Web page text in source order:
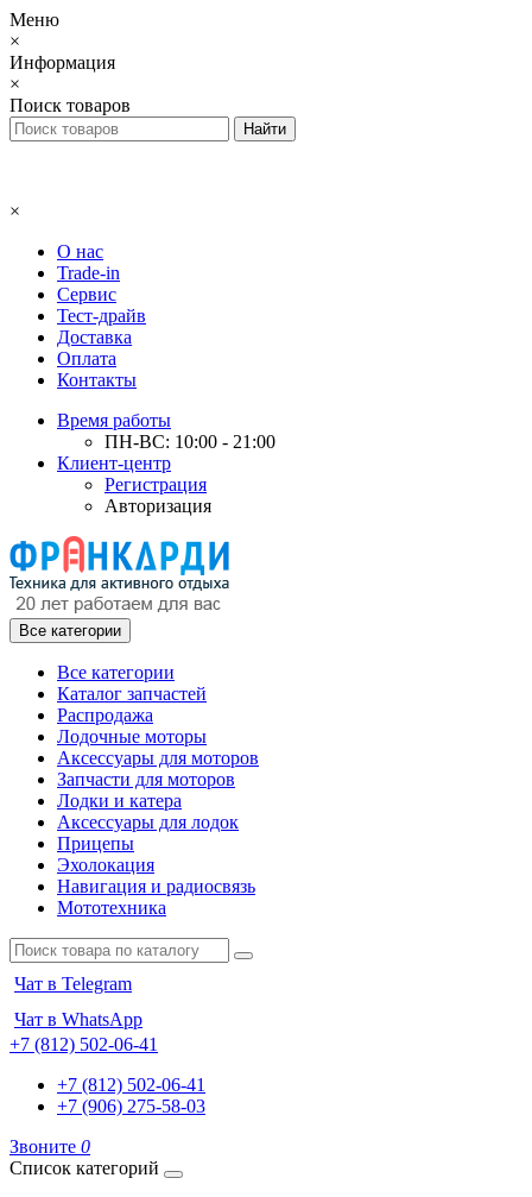
Меню
×
Информация
×
Поиск товаров
×
О нас
Trade-in
Сервис
Тест-драйв
Доставка
Оплата
Контакты
Время работы
ПН-ВС: 10:00 - 21:00
Клиент-центр
Регистрация
Авторизация
Все категории
Все категории
Каталог запчастей
Распродажа
Лодочные моторы
Аксессуары для моторов
Запчасти для моторов
Лодки и катера
Аксессуары для лодок
Прицепы
Эхолокация
Навигация и радиосвязь
Мототехника
Чат в Telegram
Чат в WhatsApp
+7 (812) 502-06-41
+7 (812) 502-06-41
+7 (906) 275-58-03
Звоните 0
Список категорий